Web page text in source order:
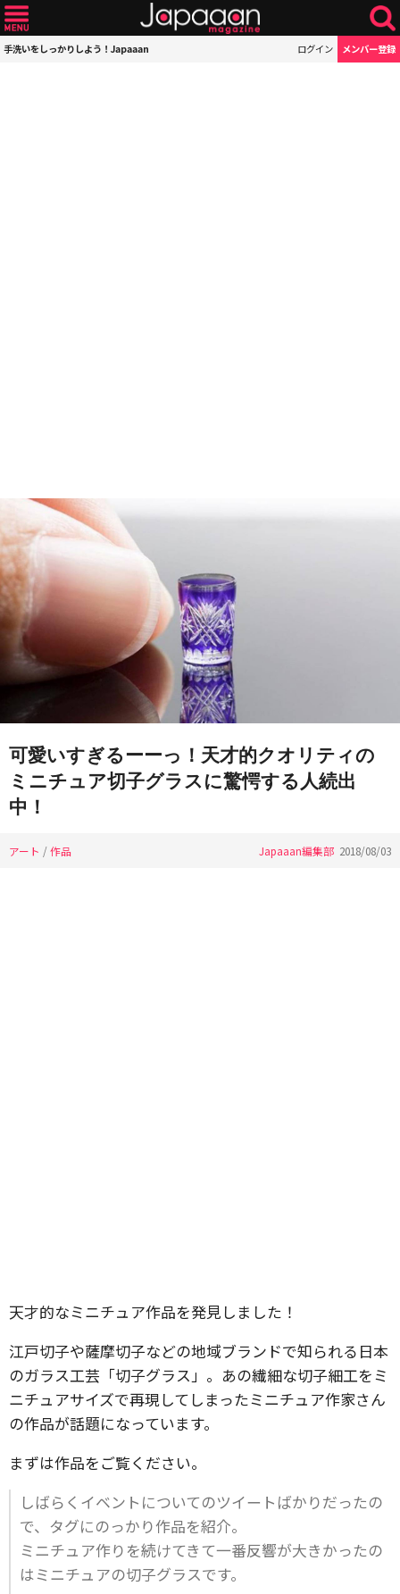
手洗いをしっかりしよう！Japaaan ログイン メンバー登録
可愛いすぎるーーっ！天才的クオリティの
ミニチュア切子グラスに驚愕する人続出
中！
アート /作品 Japaaan編集部 2018/08/03
天才的なミニチュア作品を発見しました！
江戸切子や薩摩切子などの地域ブランドで知られる日本
のガラス工芸「切子グラス」。あの繊細な切子細工をミ
ニチュアサイズで再現してしまったミニチュア作家さん
の作品が話題になっています。
まずは作品をご覧ください。
しばらくイベントについてのツイートばかりだったの
で、タグにのっかり作品を紹介。
ミニチュア作りを続けてきて一番反響が大きかったの
はミニチュアの切子グラスです。